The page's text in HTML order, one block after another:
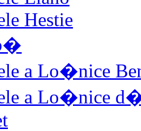
Hestie
a Lo�nice
a Lo�nice